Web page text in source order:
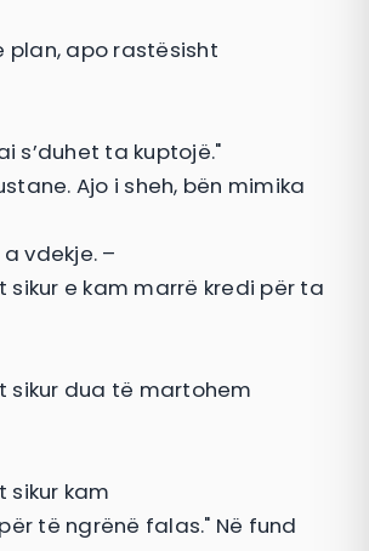
plan, apo rastësisht
s’duhet ta kuptojë."
Ajo i sheh, bën mimika
vdekje. –
sikur e kam marrë kredi për ta
sikur dua të martohem
sikur kam
të ngrënë falas." Në fund